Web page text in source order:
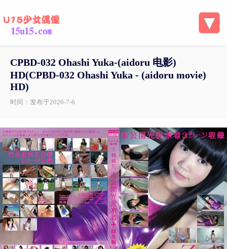
CPBD-032 Ohashi Yuka-(aidoru 电影)
HD(CPBD-032 Ohashi Yuka - (aidoru movie)
HD)
时间：发布于2026-7-6